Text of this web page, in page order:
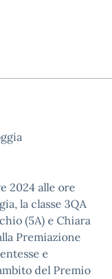
2024 alle ore
la classe 3QA
(5A) e Chiara
Premiazione
e
del Premio